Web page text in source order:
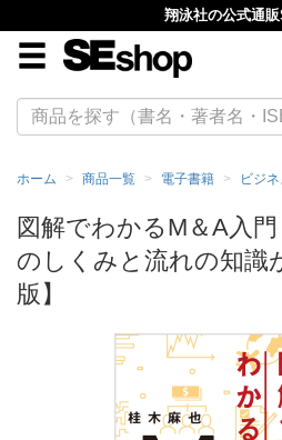
翔泳社の公式通
ホーム 商品一覧 電子書籍 ビジ
図解でわかるM＆A入
のしくみと流れの知識
版】